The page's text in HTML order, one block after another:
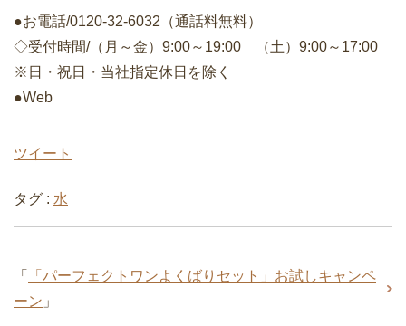
●お電話/0120-32-6032（通話料無料）
◇受付時間/（月～金）9:00～19:00 （土）9:00～17:00
※日・祝日・当社指定休日を除く
●Web
ツイート
タグ : 水
「
「パーフェクトワンよくばりセット」お試しキャンペ
ーン 」